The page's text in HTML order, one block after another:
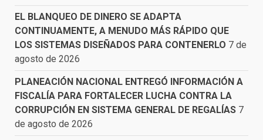
EL BLANQUEO DE DINERO SE ADAPTA
CONTINUAMENTE, A MENUDO MÁS RÁPIDO QUE
LOS SISTEMAS DISEÑADOS PARA CONTENERLO 7 de
agosto de 2026
PLANEACIÓN NACIONAL ENTREGÓ INFORMACIÓN A
FISCALÍA PARA FORTALECER LUCHA CONTRA LA
CORRUPCIÓN EN SISTEMA GENERAL DE REGALÍAS 7
de agosto de 2026